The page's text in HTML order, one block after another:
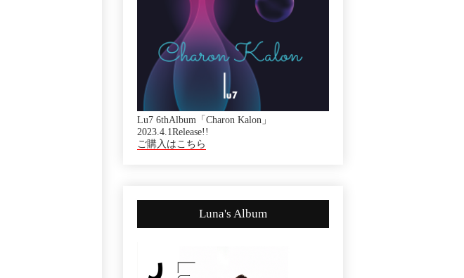
Lu7 6thAlbum「Charon Kalon」
2023.4.1Release!!
ご購入はこちら
Luna's Album